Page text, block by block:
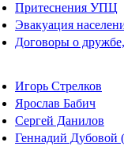
Притеснения УПЦ
Эвакуация
Договоры о
Игорь Стрелков
Ярослав Бабич
Сергей Данилов
Геннадий Дубовой